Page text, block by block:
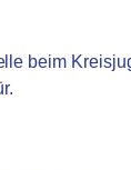
beim